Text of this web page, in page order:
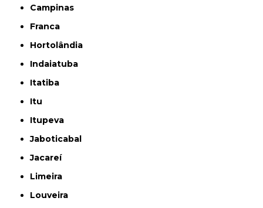
Campinas
Franca
Hortolândia
Indaiatuba
Itatiba
Itu
Itupeva
Jaboticabal
Jacareí
Limeira
Louveira